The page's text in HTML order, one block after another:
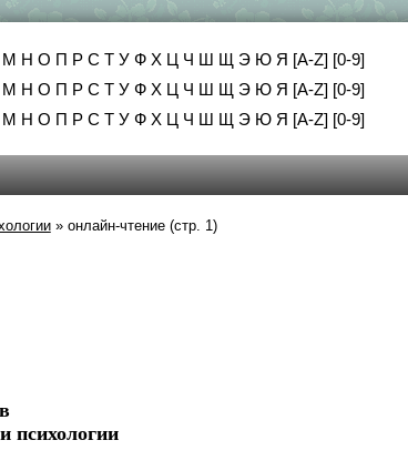
М Н О П Р С Т У Ф Х Ц Ч Ш Щ Э Ю Я [A-Z] [0-9]
М Н О П Р С Т У Ф Х Ц Ч Ш Щ Э Ю Я [A-Z] [0-9]
М Н О П Р С Т У Ф Х Ц Ч Ш Щ Э Ю Я [A-Z] [0-9]
» онлайн-чтение (стр. 1)
психологии